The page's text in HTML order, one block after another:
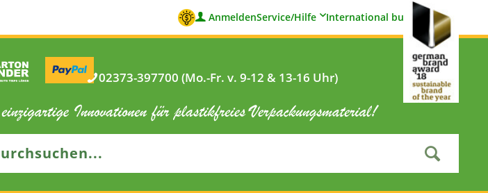
AnmeldenService/Hilfe International buyers
02373-397700 (Mo.-Fr. v. 9-12 & 13-16 Uhr)